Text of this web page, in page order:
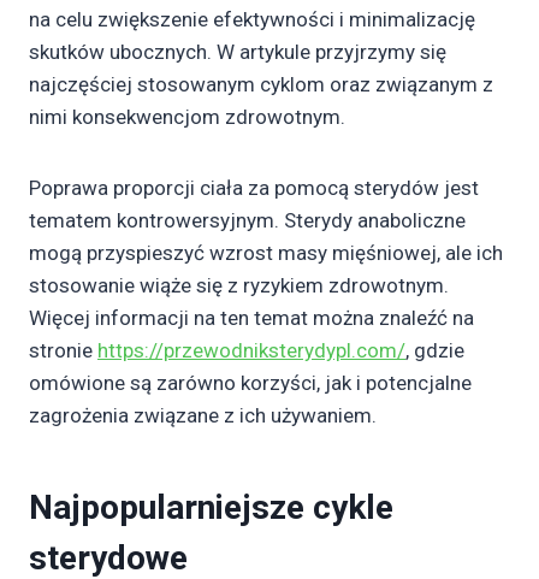
na celu zwiększenie efektywności i minimalizację
skutków ubocznych. W artykule przyjrzymy się
najczęściej stosowanym cyklom oraz związanym z
nimi konsekwencjom zdrowotnym.
Poprawa proporcji ciała za pomocą sterydów jest
tematem kontrowersyjnym. Sterydy anaboliczne
mogą przyspieszyć wzrost masy mięśniowej, ale ich
stosowanie wiąże się z ryzykiem zdrowotnym.
Więcej informacji na ten temat można znaleźć na
stronie https://przewodniksterydypl.com/, gdzie
omówione są zarówno korzyści, jak i potencjalne
zagrożenia związane z ich używaniem.
Najpopularniejsze cykle
sterydowe